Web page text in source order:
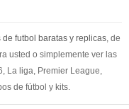
de futbol baratas y replicas , de
usted o simplemente ver las
La liga, Premier League,
de fútbol y kits.
deportiva más grande de